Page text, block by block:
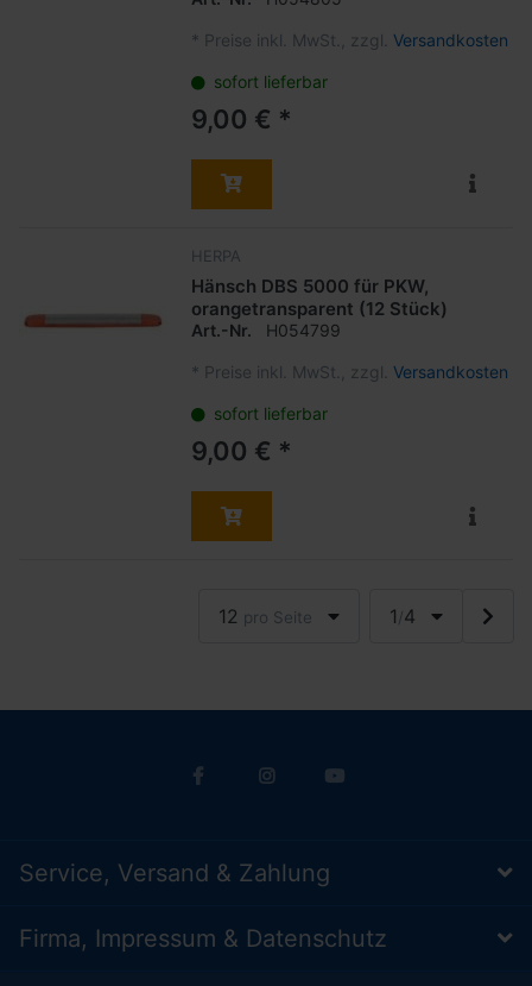
* Preise inkl. MwSt., zzgl. Versandkosten
sofort lieferbar
9,00 € *
HERPA
Hänsch DBS 5000 für PKW,
orangetransparent (12 Stück)
Art.-Nr. H054799
* Preise inkl. MwSt., zzgl. Versandkosten
sofort lieferbar
9,00 € *
12 pro Seite 1/4
Service, Versand & Zahlung
Firma, Impressum & Datenschutz